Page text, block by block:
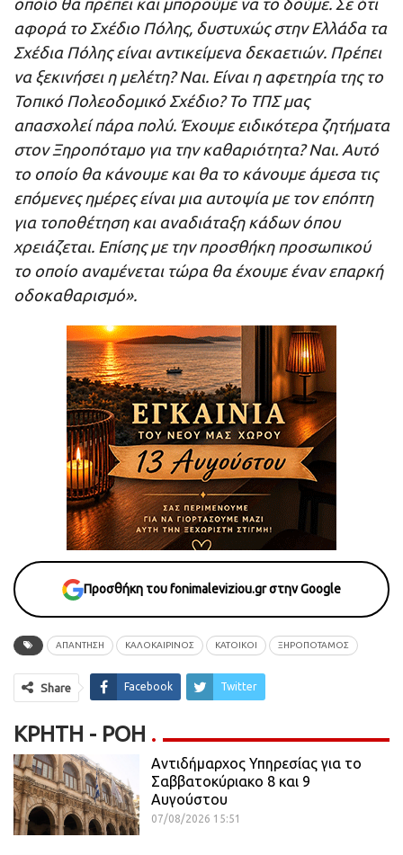
οποίο θα πρέπει και μπορούμε να το δούμε. Σε ότι
αφορά το Σχέδιο Πόλης, δυστυχώς στην Ελλάδα τα
Σχέδια Πόλης είναι αντικείμενα δεκαετιών. Πρέπει
να ξεκινήσει η μελέτη? Ναι. Είναι η αφετηρία της το
Τοπικό Πολεοδομικό Σχέδιο? Το ΤΠΣ μας
απασχολεί πάρα πολύ. Έχουμε ειδικότερα ζητήματα
στον Ξηροπόταμο για την καθαριότητα? Ναι. Αυτό
το οποίο θα κάνουμε και θα το κάνουμε άμεσα τις
επόμενες ημέρες είναι μια αυτοψία με τον επόπτη
για τοποθέτηση και αναδιάταξη κάδων όπου
χρειάζεται. Επίσης με την προσθήκη προσωπικού
το οποίο αναμένεται τώρα θα έχουμε έναν επαρκή
οδοκαθαρισμό».
Προσθήκη του fonimaleviziou.gr στην Google
ΑΠΑΝΤΗΣΗ ΚΑΛΟΚΑΙΡΙΝΟΣ ΚΑΤΟΙΚΟΙ ΞΗΡΟΠΟΤΑΜΟΣ
Share Facebook Twitter
ΚΡΉΤΗ - ΡΟΗ
Αντιδήμαρχος Υπηρεσίας για το
Σαββατοκύριακο 8 και 9
Αυγούστου
07/08/2026 15:51